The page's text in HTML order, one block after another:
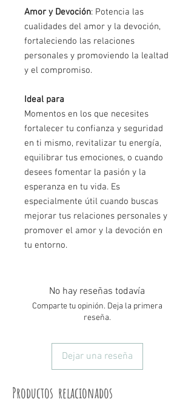
Amor y Devoción: Potencia las
cualidades del amor y la devoción,
fortaleciendo las relaciones
personales y promoviendo la lealtad
y el compromiso.
Ideal para
Momentos en los que necesites
fortalecer tu confianza y seguridad
en ti mismo, revitalizar tu energía,
equilibrar tus emociones, o cuando
desees fomentar la pasión y la
esperanza en tu vida. Es
especialmente útil cuando buscas
mejorar tus relaciones personales y
promover el amor y la devoción en
tu entorno.
No hay reseñas todavía
Comparte tu opinión. Deja la primera
reseña.
Dejar una reseña
Productos relacionados